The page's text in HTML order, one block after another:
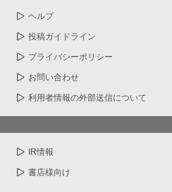
ヘルプ
投稿ガイドライン
プライバシーポリシー
お問い合わせ
利用者情報の外部送信について
IR情報
書店様向け